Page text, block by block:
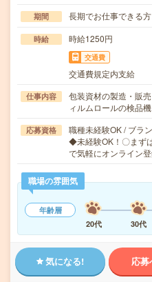
期間 長期でお仕事できる方
時給 時給1250円
交通費
交通費規定内支給
仕事内容
包装資材の製造・販
ィルムロールの検品
応募資格
職種未経験OK / ブラ
◆未経験OK！〇まず
で気軽にオンライン
職場の雰囲気
年齢層
20代
30代
気になる! 応